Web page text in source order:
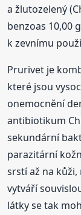
a žlutozelený
benzoas 10,00
k zevnímu
Prurivet je
které jsou
onemocnění
antibiotikum
sekundární
parazitární
srstí až na
vytváří
látky se tak